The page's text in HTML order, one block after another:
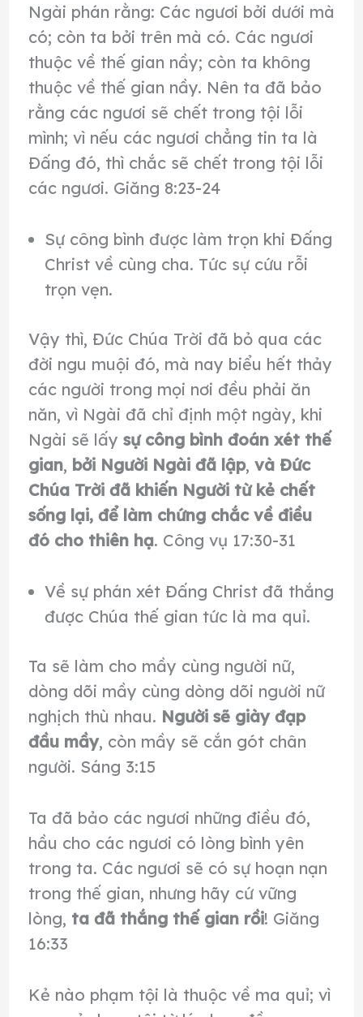
Ngài phán rằng: Các ngươi bởi dưới mà
có; còn ta bởi trên mà có. Các ngươi
thuộc về thế gian nầy; còn ta không
thuộc về thế gian nầy. Nên ta đã bảo
rằng các ngươi sẽ chết trong tội lỗi
mình; vì nếu các ngươi chẳng tin ta là
Ðấng đó, thì chắc sẽ chết trong tội lỗi
các ngươi. Giăng 8:23-24
Sự công bình được làm trọn khi Đấng
Christ về cùng cha. Tức sự cứu rỗi
trọn vẹn.
Vậy thì, Ðức Chúa Trời đã bỏ qua các
đời ngu muội đó, mà nay biểu hết thảy
các người trong mọi nơi đều phải ăn
năn, vì Ngài đã chỉ định một ngày, khi
Ngài sẽ lấy sự công bình đoán xét thế
gian, bởi Người Ngài đã lập, và Ðức
Chúa Trời đã khiến Người từ kẻ chết
sống lại, để làm chứng chắc về điều
đó cho thiên hạ. Công vụ 17:30-31
Về sự phán xét Đấng Christ đã thắng
được Chúa thế gian tức là ma quỉ.
Ta sẽ làm cho mầy cùng người nữ,
dòng dõi mầy cùng dòng dõi người nữ
nghịch thù nhau. Người sẽ giày đạp
đầu mầy, còn mầy sẽ cắn gót chân
người. Sáng 3:15
Ta đã bảo các ngươi những điều đó,
hầu cho các ngươi có lòng bình yên
trong ta. Các ngươi sẽ có sự hoạn nạn
trong thế gian, nhưng hãy cứ vững
lòng, ta đã thắng thế gian rồi! Giăng
16:33
Kẻ nào phạm tội là thuộc về ma quỉ; vì